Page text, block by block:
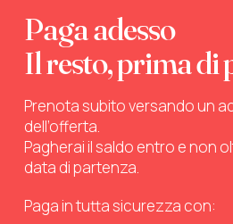
Paga adesso
Il resto, prima di
Prenota subito versando un
dell’offerta.
Pagherai il saldo entro e non
data di partenza.
Paga in tutta sicurezza con: